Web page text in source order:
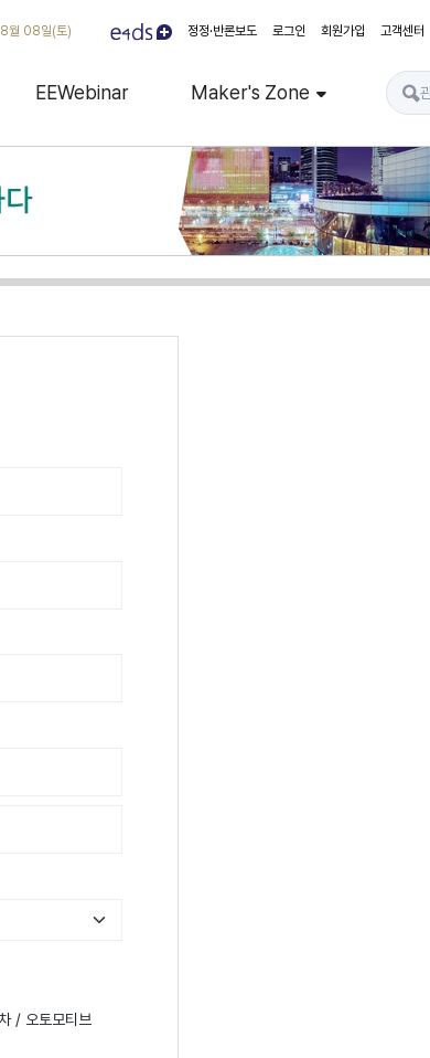
월 08일(토) 정정·반론보도 로그인 회원가입 고객센터
EEWebinar Maker's Zone
/ 오토모티브